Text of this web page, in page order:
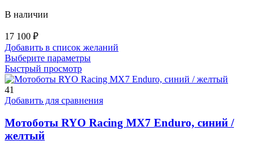
В наличии
17 100 ₽
Добавить в список желаний
Выберите параметрыЭтот
имеет
вариаций.
можно
выбрать
Быстрый просмотр
41
Добавить для сравнения
Мотоботы RYO Racing MX7 Enduro, синий /
желтый